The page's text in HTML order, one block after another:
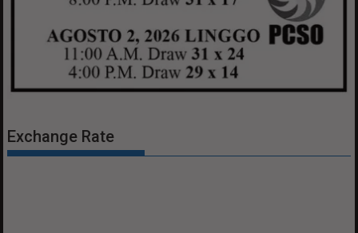
Exchange Rate